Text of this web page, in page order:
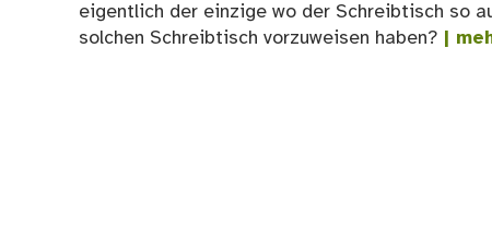
eigentlich der einzige wo der Schreibtisch so
solchen Schreibtisch vorzuweisen haben? |